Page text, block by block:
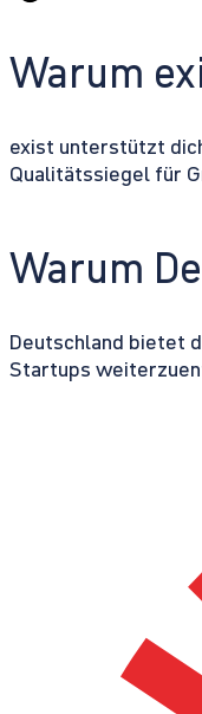
Warum
exist unterstützt
Qualitätssiegel für
Warum
Deutschland bietet
Startups